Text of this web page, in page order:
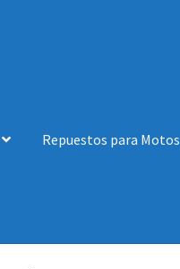
Repuestos para Motos